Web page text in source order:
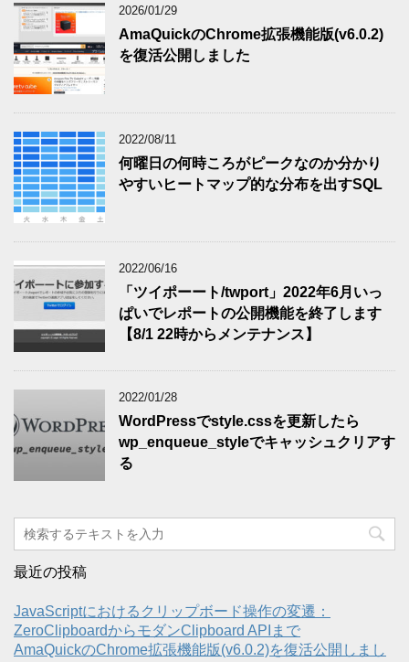
2026/01/29
AmaQuickのChrome拡張機能版(v6.0.2)
を復活公開しました
2022/08/11
何曜日の何時ころがピークなのか分かり
やすいヒートマップ的な分布を出すSQL
2022/06/16
「ツイポーート/twport」2022年6月いっ
ぱいでレポートの公開機能を終了します
【8/1 22時からメンテナンス】
2022/01/28
WordPressでstyle.cssを更新したら
wp_enqueue_styleでキャッシュクリアす
る
最近の投稿
JavaScriptにおけるクリップボード操作の変遷：
ZeroClipboardからモダンClipboard APIまで
AmaQuickのChrome拡張機能版(v6.0.2)を復活公開しまし